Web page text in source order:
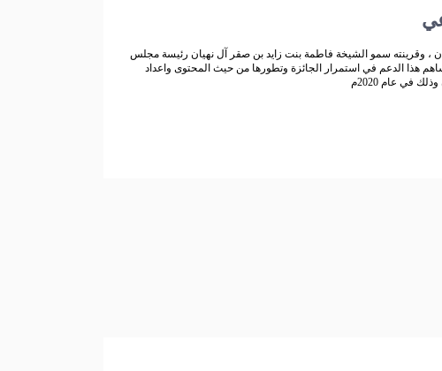
، وقرينته سمو الشيخة فاطمة بنت زايد بن صقر آل نهيان رئيسة مجلس
انشاء الجائزة قبل 4 عقود وهو مستمر حتى هذه اللحظة، حيث ساهم هذا الدعم في استمرار الجائزة وتطورها من حيث المحتوى واعداد